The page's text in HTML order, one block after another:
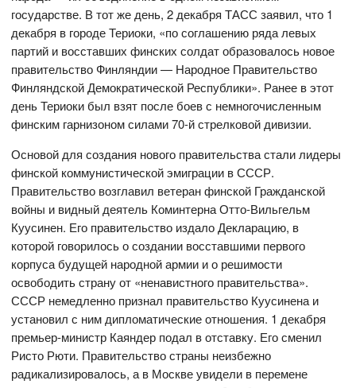
государстве. В тот же день, 2 декабря ТАСС заявил, что 1
декабря в городе Териоки, «по соглашению ряда левых
партий и восставших финских солдат образовалось новое
правительство Финляндии — Народное Правительство
Финляндской Демократической Республики». Ранее в этот
день Териоки был взят после боев с немногочисленным
финским гарнизоном силами 70-й стрелковой дивизии.
Основой для создания нового правительства стали лидеры
финской коммунистической эмиграции в СССР.
Правительство возглавил ветеран финской Гражданской
войны и видный деятель Коминтерна Отто-Вильгельм
Куусинен. Его правительство издало Декларацию, в
которой говорилось о создании восставшими первого
корпуса будущей народной армии и о решимости
освободить страну от «ненавистного правительства».
СССР немедленно признал правительство Куусинена и
установил с ним дипломатические отношения. 1 декабря
премьер-министр Каяндер подал в отставку. Его сменил
Ристо Рюти. Правительство страны неизбежно
радикализировалось, а в Москве увидели в перемене